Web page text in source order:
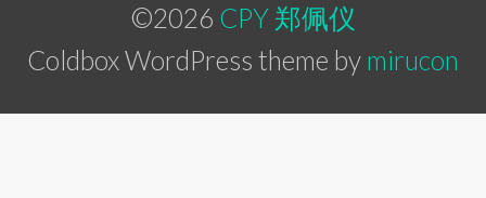
©2026 CPY 郑佩仪
Coldbox WordPress theme by mirucon